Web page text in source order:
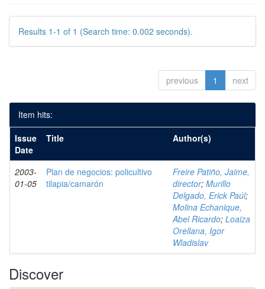
Results 1-1 of 1 (Search time: 0.002 seconds).
previous 1 next
Item hits:
Issue
Date
Title Author(s)
2003-
01-05
Plan de negocios: policultivo
tilapia/camarón
Freire Patiño, Jaime,
director; Murillo
Delgado, Erick Paúl;
Molina Echanique,
Abel Ricardo; Loaiza
Orellana, Igor
Wladislav
Discover